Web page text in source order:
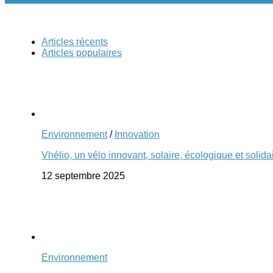
Articles récents
Articles populaires
Environnement/ Innovation
Vhélio, un vélo innovant, solaire, écologique et
12 septembre 2025
Environnement